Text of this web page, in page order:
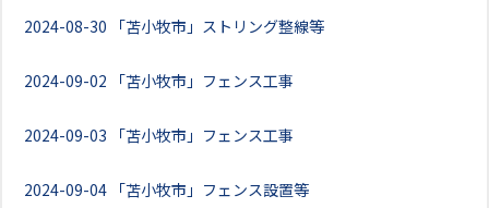
2024-08-30 「苫小牧市」ストリング整線等
2024-09-02 「苫小牧市」フェンス工事
2024-09-03 「苫小牧市」フェンス工事
2024-09-04 「苫小牧市」フェンス設置等